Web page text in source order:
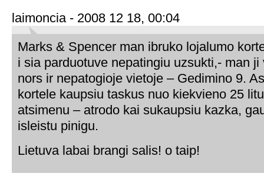
laimoncia - 2008 12 18, 00:04
Marks & Spencer man ibruko lojalumo
i sia parduotuve nepatingiu uzsukti,- man
nors ir nepatogioje vietoje – Gedimino 9.
kortele kaupsiu taskus nuo kiekvieno 25
atsimenu – atrodo kai sukaupsiu kazka,
isleistu pinigu.
Lietuva labai brangi salis! o taip!